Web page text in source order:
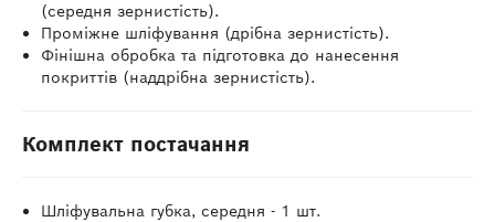
(середня зернистість).
Проміжне шліфування (дрібна зернистість).
Фінішна обробка та підготовка до нанесення
покриттів (наддрібна зернистість).
Комплект постачання
Шліфувальна губка, середня - 1 шт.